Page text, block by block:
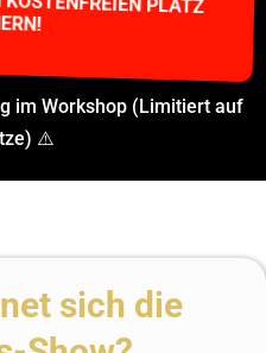
im Workshop (Limitiert auf
⚠️
sich die